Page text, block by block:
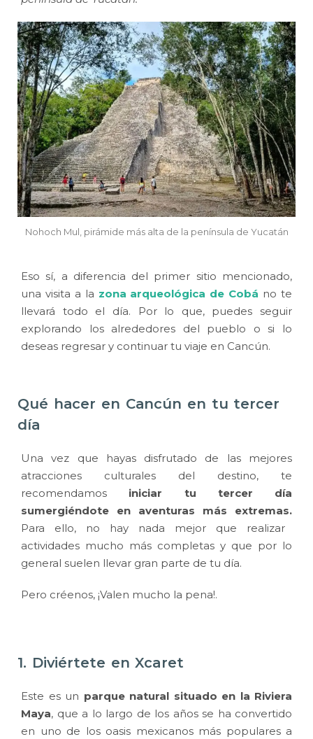
Nohoch Mul, pirámide más alta de la península de Yucatán
Eso sí, a diferencia del primer sitio mencionado,
una visita a la zona arqueológica de Cobá no te
llevará todo el día. Por lo que, puedes seguir
explorando los alrededores del pueblo o si lo
deseas regresar y continuar tu viaje en Cancún.
Qué hacer en Cancún en tu tercer
día
Una vez que hayas disfrutado de las mejores
atracciones culturales del destino, te
recomendamos iniciar tu tercer día
sumergiéndote en aventuras más extremas.
Para ello, no hay nada mejor que realizar
actividades mucho más completas y que por lo
general suelen llevar gran parte de tu día.
Pero créenos, ¡Valen mucho la pena!.
1. Diviértete en Xcaret
Este es un parque natural situado en la Riviera
Maya, que a lo largo de los años se ha convertido
en uno de los oasis mexicanos más populares a